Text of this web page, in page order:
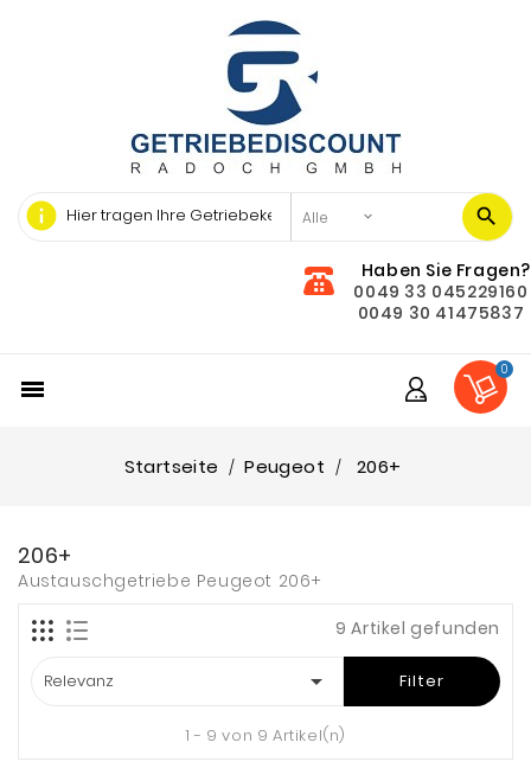
info
Haben Sie Fragen?
0049 33 045229160
0049 30 41475837

0
Startseite Peugeot 206+
206+
Austauschgetriebe Peugeot 206+
9 Artikel gefunden
Relevanz  Filter
1 - 9 von 9 Artikel(n)